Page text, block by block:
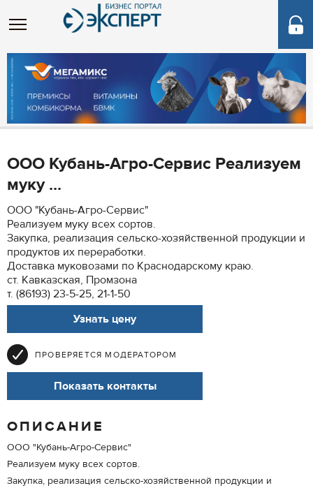
ООО Кубань-Агро-Сервис Реализуем
муку ...
ООО "Кубань-Агро-Сервис"
Реализуем муку всех сортов.
Закупка, реализация сельско-хозяйственной продукции и
продуктов их переработки.
Доставка муковозами по Краснодарскому краю.
ст. Кавказская, Промзона
т. (86193) 23-5-25, 21-1-50
Узнать цену
ПРОВЕРЯЕТСЯ МОДЕРАТОРОМ
Показать контакты
ОПИСАНИЕ
ООО "Кубань-Агро-Сервис"
Реализуем муку всех сортов.
Закупка, реализация сельско-хозяйственной продукции и